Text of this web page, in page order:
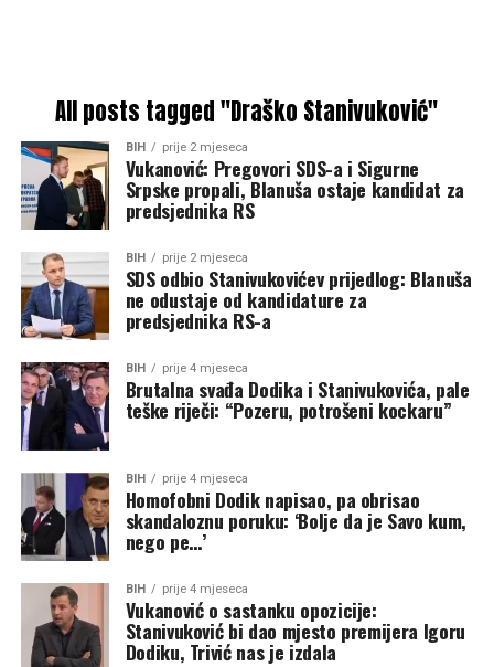
All posts tagged "Draško Stanivuković"
BIH prije 2 mjeseca
Vukanović: Pregovori SDS-a i Sigurne
Srpske propali, Blanuša ostaje kandidat za
predsjednika RS
BIH prije 2 mjeseca
SDS odbio Stanivukovićev prijedlog: Blanuša
ne odustaje od kandidature za
predsjednika RS-a
BIH prije 4 mjeseca
Brutalna svađa Dodika i Stanivukovića, pale
teške riječi: “Pozeru, potrošeni kockaru”
BIH prije 4 mjeseca
Homofobni Dodik napisao, pa obrisao
skandaloznu poruku: ‘Bolje da je Savo kum,
nego pe…’
BIH prije 4 mjeseca
Vukanović o sastanku opozicije:
Stanivuković bi dao mjesto premijera Igoru
Dodiku, Trivić nas je izdala